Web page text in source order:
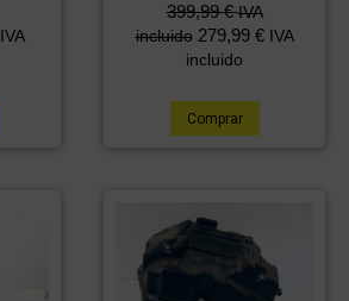
IVA
399,99€ IVA
incluido 279,99 € IVA
incluido
Comprar